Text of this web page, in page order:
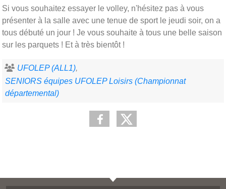
Si vous souhaitez essayer le volley, n'hésitez pas à vous
présenter à la salle avec une tenue de sport le jeudi soir, on a
tous débuté un jour ! Je vous souhaite à tous une belle saison
sur les parquets ! Et à très bientôt !
UFOLEP (ALL1)
SENIORS équipes UFOLEP Loisirs (Championnat
départemental)